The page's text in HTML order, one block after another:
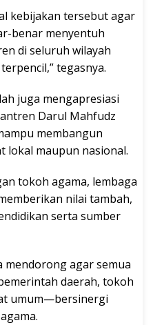
kebijakan tersebut agar
benar menyentuh
di seluruh wilayah
tegasnya.
juga mengapresiasi
Darul Mahfudz
membangun
lokal maupun nasional.
tokoh agama, lembaga
nilai tambah,
serta sumber
mendorong agar semua
daerah, tokoh
umum—bersinergi